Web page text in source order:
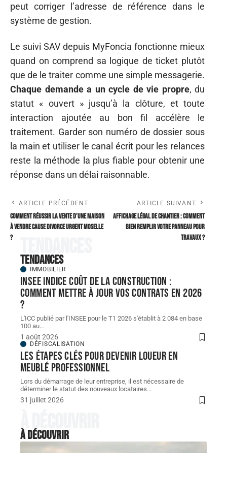
peut corriger l’adresse de référence dans le
système de gestion.
Le suivi SAV depuis MyFoncia fonctionne mieux
quand on comprend sa logique de ticket plutôt
que de le traiter comme une simple messagerie.
Chaque demande a un cycle de vie propre, du
statut « ouvert » jusqu’à la clôture, et toute
interaction ajoutée au bon fil accélère le
traitement. Garder son numéro de dossier sous
la main et utiliser le canal écrit pour les relances
reste la méthode la plus fiable pour obtenir une
réponse dans un délai raisonnable.
ARTICLE PRÉCÉDENT
Comment réussir la vente d’une maison
à vendre cause divorce urgent Moselle
?
ARTICLE SUIVANT
Affichage légal de chantier : comment
bien remplir votre panneau pour
travaux ?
Tendances
IMMOBILIER
INSEE indice coût de la construction :
comment mettre à jour vos contrats en 2026
?
L'ICC publié par l'INSEE pour le T1 2026 s'établit à 2 084 en base
100 au…
1 août 2026
DÉFISCALISATION
Les étapes clés pour devenir loueur en
meublé professionnel
Lors du démarrage de leur entreprise, il est nécessaire de
déterminer le statut des nouveaux locataires…
31 juillet 2026
À découvrir
À découvrir